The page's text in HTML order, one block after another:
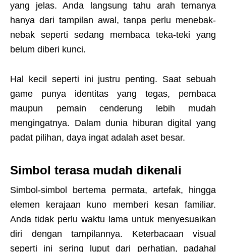
yang jelas. Anda langsung tahu arah temanya
hanya dari tampilan awal, tanpa perlu menebak-
nebak seperti sedang membaca teka-teki yang
belum diberi kunci.
Hal kecil seperti ini justru penting. Saat sebuah
game punya identitas yang tegas, pembaca
maupun pemain cenderung lebih mudah
mengingatnya. Dalam dunia hiburan digital yang
padat pilihan, daya ingat adalah aset besar.
Simbol terasa mudah dikenali
Simbol-simbol bertema permata, artefak, hingga
elemen kerajaan kuno memberi kesan familiar.
Anda tidak perlu waktu lama untuk menyesuaikan
diri dengan tampilannya. Keterbacaan visual
seperti ini sering luput dari perhatian, padahal